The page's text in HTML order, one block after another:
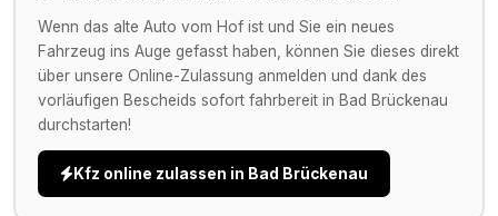
Wenn das alte Auto vom Hof ist und Sie ein neues
Fahrzeug ins Auge gefasst haben, können Sie dieses direkt
über unsere Online-Zulassung anmelden und dank des
vorläufigen Bescheids sofort fahrbereit in Bad Brückenau
durchstarten!
Kfz online zulassen in Bad Brückenau